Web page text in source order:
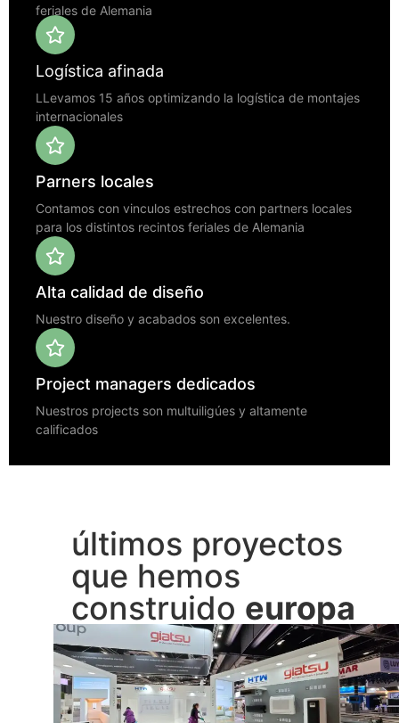
feriales de Alemania
Logística afinada
LLevamos 15 años optimizando la logística de montajes
internacionales
Parners locales
Contamos con vinculos estrechos con partners locales
para los distintos recintos feriales de Alemania
Alta calidad de diseño
Nuestro diseño y acabados son excelentes.
Project managers dedicados
Nuestros projects son multuiligúes y altamente
calificados
últimos proyectos
que hemos
construido europa